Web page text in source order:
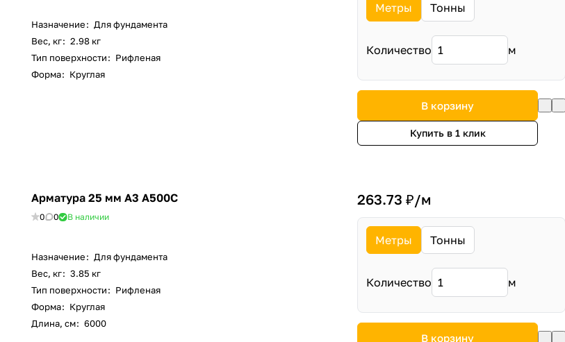
Назначение: Для фундамента
Вес, кг: 2.98 кг
Тип поверхности: Рифленая
Форма: Круглая
Метры Тонны
Количество м
В корзину
Купить в 1 клик
Арматура 25 мм А3 А500С
0 0 В наличии
Назначение: Для фундамента
Вес, кг: 3.85 кг
Тип поверхности: Рифленая
Форма: Круглая
Длина, см: 6000
263.73 ₽/м
Метры Тонны
Количество м
В корзину